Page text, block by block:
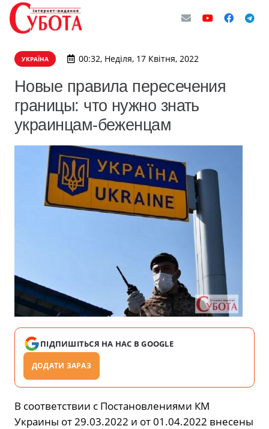
УКРАЇНА 00:32, Неділя, 17 Квітня, 2022
Новые правила пересечения
границы: что нужно знать
украинцам-беженцам
ПІДПИШІТЬСЯ НА НАС В GOOGLE
ДОДАТИ ЗАРАЗ
В соответствии с Постановлениями КМ
Украины от 29.03.2022 и от 01.04.2022 внесены